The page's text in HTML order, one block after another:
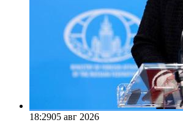
18:2905 авг 2026